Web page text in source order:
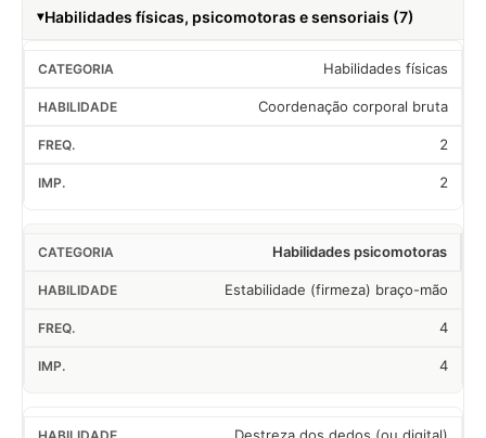
Habilidades físicas, psicomotoras e sensoriais (7)
Habilidades físicas
Coordenação corporal bruta
2
2
Habilidades psicomotoras
Estabilidade (firmeza) braço-mão
4
4